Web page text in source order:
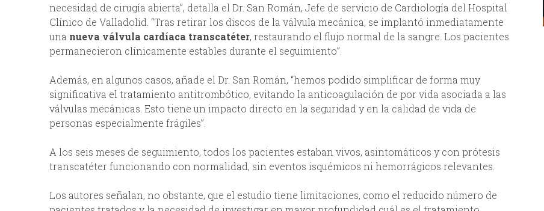
necesidad de cirugía abierta”, detalla el Dr. San Román, Jefe de servicio de Cardiología del Hospital
Clínico de Valladolid. “Tras retirar los discos de la válvula mecánica, se implantó inmediatamente
una nueva válvula cardíaca transcatéter, restaurando el flujo normal de la sangre. Los pacientes
permanecieron clínicamente estables durante el seguimiento”.
Además, en algunos casos, añade el Dr. San Román, “hemos podido simplificar de forma muy
significativa el tratamiento antitrombótico, evitando la anticoagulación de por vida asociada a las
válvulas mecánicas. Esto tiene un impacto directo en la seguridad y en la calidad de vida de
personas especialmente frágiles”.
A los seis meses de seguimiento, todos los pacientes estaban vivos, asintomáticos y con prótesis
transcatéter funcionando con normalidad, sin eventos isquémicos ni hemorrágicos relevantes.
Los autores señalan, no obstante, que el estudio tiene limitaciones, como el reducido número de